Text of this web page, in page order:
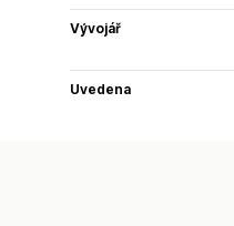
Vývojář
Uvedena